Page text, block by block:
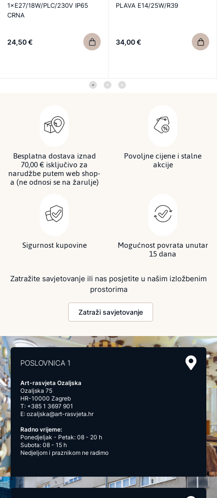
1×E27/18W/PLC/230V IP65
CRNA
24,50 €
PLAVA E14/25W/R39
34,00 €
Besplatna dostava iznad
70,00 € isključivo za
narudžbe putem web shop-
a (ne odnosi se na žarulje)
Povoljne cijene i stalne
akcije
Sigurnost kupovine Mogućnost povrata unutar
15 dana
Zatražite savjetovanje ili nas posjetite u našim izložbenim
prostorima
Zatraži savjetovanje
POSLOVNICA 1
Art-rasvjeta Ozaljska
Ozaljska 75
HR-10000 Zagreb
T: +385 1 3697 901
E:ozaljska@art-rasvjeta.hr
Radno vrijeme:
Ponedjeljak - Petak: 08 - 20 h
Subota: 08 - 15 h
Nedjeljom i praznikom ne radimo